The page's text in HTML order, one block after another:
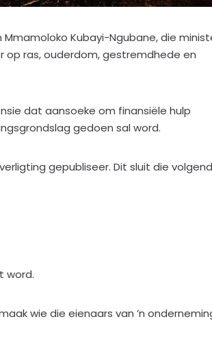
Kubayi-Ngubane, die
ras, ouderdom, gestremdhede en
dat aansoeke om finansiële hulp
gedoen sal word.
gepubliseer. Dit sluit die
word.
wie die eienaars van ’n